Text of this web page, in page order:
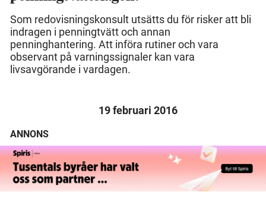
Som redovisningskonsult utsätts du för risker att bli
indragen i penningtvätt och annan
penninghantering. Att införa rutiner och vara
observant på varningssignaler kan vara
livsavgörande i vardagen.
19 februari 2016
ANNONS